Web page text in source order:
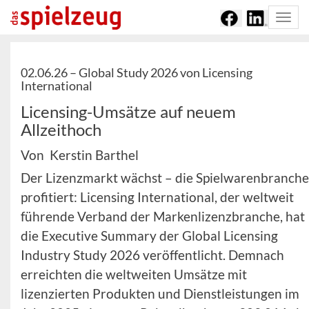
02.06.26 –Global Study 2026 von Licensing
International
Licensing-Umsätze auf neuem
Allzeithoch
Von Kerstin Barthel
Der Lizenzmarkt wächst – die Spielwarenbranche
profitiert: Licensing International, der weltweit
führende Verband der Markenlizenzbranche, hat
die Executive Summary der Global Licensing
Industry Study 2026 veröffentlicht. Demnach
erreichten die weltweiten Umsätze mit
lizenzierten Produkten und Dienstleistungen im